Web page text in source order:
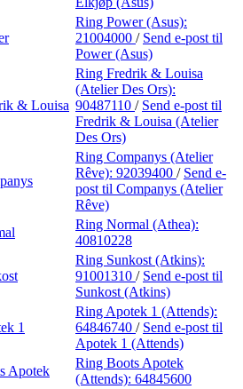
Ring Power (Asus):
21004000 / Send e-post til
Power (Asus)
& Louisa
Ring Fredrik & Louisa
(Atelier Des Ors):
90487110 / Send e-post til
Fredrik & Louisa (Atelier
Des Ors)
Ring Companys (Atelier
Rêve): 92039400 / Send e-
post til Companys (Atelier
Rêve)
Ring Normal (Athea):
40810228
Ring Sunkost (Atkins):
91001310 / Send e-post til
Sunkost (Atkins)
1
Ring Apotek 1 (Attends):
64846740 / Send e-post til
Apotek 1 (Attends)
Apotek
Ring Boots Apotek
(Attends): 64845600